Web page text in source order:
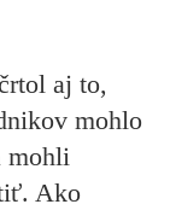
aj to,
mohlo
mohli
Ako